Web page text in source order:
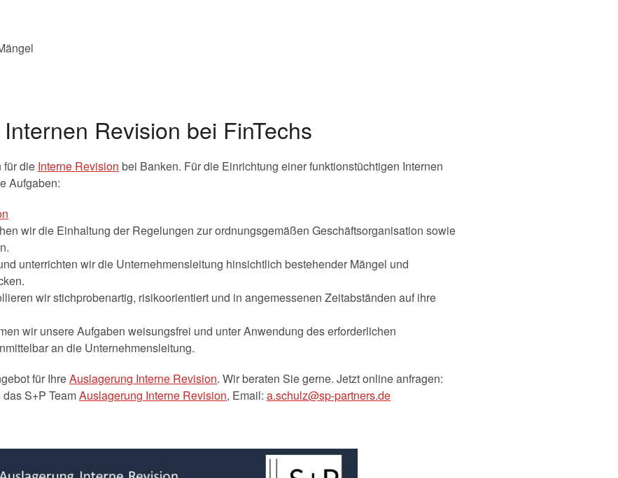
Revision bei FinTechs
für die Interne Revision bei Banken. Für die Einrichtung einer funktionstüchtigen Internen
Aufgaben:
wir die Einhaltung der Regelungen zur ordnungsgemäßen Geschäftsorganisation sowie
unterrichten wir die Unternehmensleitung hinsichtlich bestehender Mängel und
wir stichprobenartig, risikoorientiert und in angemessenen Zeitabständen auf ihre
wir unsere Aufgaben weisungsfrei und unter Anwendung des erforderlichen
an die Unternehmensleitung.
für IhreAuslagerung Interne Revision. Wir beraten Sie gerne. Jetzt online anfragen:
S+P TeamAuslagerung Interne Revision, Email: a.schulz@sp-partners.de